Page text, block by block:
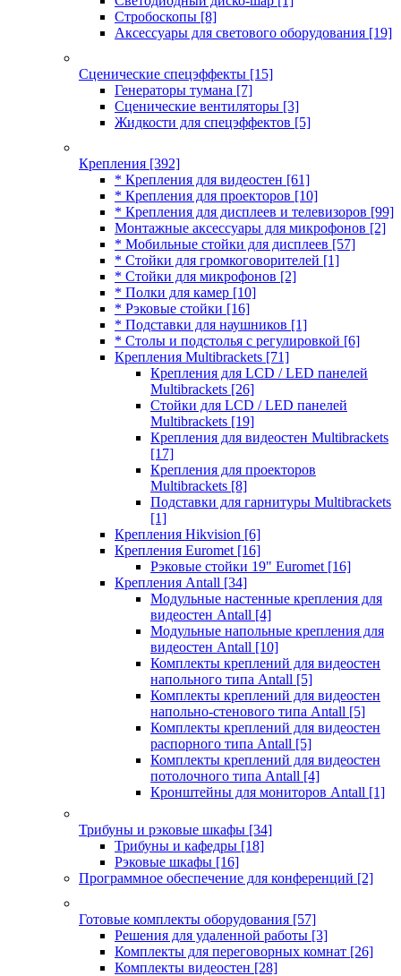
Стробоскопы [8]
Аксессуары для светового оборудования [19]
Сценические спецэффекты [15]
Генераторы тумана [7]
Сценические вентиляторы [3]
Жидкости для спецэффектов [5]
Крепления [392]
* Крепления для видеостен [61]
* Крепления для проекторов [10]
* Крепления для дисплеев и телевизоров [99]
Монтажные аксессуары для микрофонов [2]
* Мобильные стойки для дисплеев [57]
* Стойки для громкоговорителей [1]
* Стойки для микрофонов [2]
* Полки для камер [10]
* Рэковые стойки [16]
* Подставки для наушников [1]
* Столы и подстолья с регулировкой [6]
Крепления Multibrackets [71]
Крепления для LCD / LED панелей
Multibrackets [26]
Стойки для LCD / LED панелей
Multibrackets [19]
Крепления для видеостен Multibrackets
[17]
Крепления для проекторов
Multibrackets [8]
Подставки для гарнитуры Multibrackets
[1]
Крепления Hikvision [6]
Крепления Euromet [16]
Рэковые стойки 19" Euromet [16]
Крепления Antall [34]
Модульные настенные крепления для
видеостен Antall [4]
Модульные напольные крепления для
видеостен Antall [10]
Комплекты креплений для видеостен
напольного типа Antall [5]
Комплекты креплений для видеостен
напольно-стенового типа Antall [5]
Комплекты креплений для видеостен
распорного типа Antall [5]
Комплекты креплений для видеостен
потолочного типа Antall [4]
Кронштейны для мониторов Antall [1]
Трибуны и рэковые шкафы [34]
Трибуны и кафедры [18]
Рэковые шкафы [16]
Программное обеспечение для конференций [2]
Готовые комплекты оборудования [57]
Решения для удаленной работы [3]
Комплекты для переговорных комнат [26]
Комплекты видеостен [28]